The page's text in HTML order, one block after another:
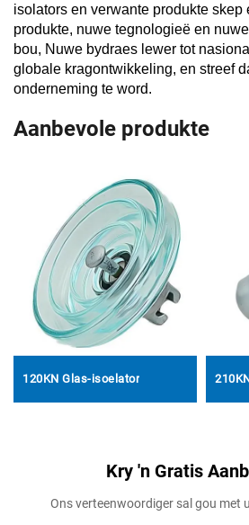
isolators en verwante produkte skep
produkte, nuwe tegnologieë en
bou, Nuwe bydraes lewer tot
globale kragontwikkeling, en streef
onderneming te word.
Aanbevole produkte
120KN Glas-isoelator
Kry 'n Gratis
Ons verteenwoordiger sal gou met